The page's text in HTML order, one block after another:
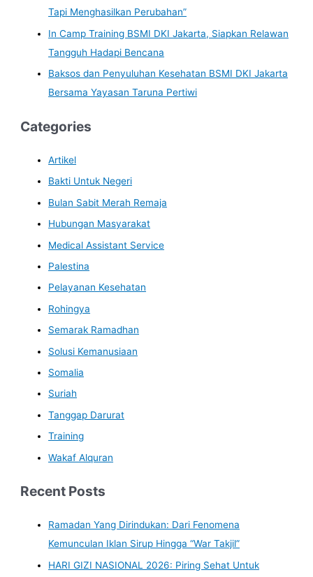
Tapi Menghasilkan Perubahan”
In Camp Training BSMI DKI Jakarta, Siapkan Relawan
Tangguh Hadapi Bencana
Baksos dan Penyuluhan Kesehatan BSMI DKI Jakarta
Bersama Yayasan Taruna Pertiwi
Categories
Artikel
Bakti Untuk Negeri
Bulan Sabit Merah Remaja
Hubungan Masyarakat
Medical Assistant Service
Palestina
Pelayanan Kesehatan
Rohingya
Semarak Ramadhan
Solusi Kemanusiaan
Somalia
Suriah
Tanggap Darurat
Training
Wakaf Alquran
Recent Posts
Ramadan Yang Dirindukan: Dari Fenomena
Kemunculan Iklan Sirup Hingga “War Takjil”
HARI GIZI NASIONAL 2026: Piring Sehat Untuk